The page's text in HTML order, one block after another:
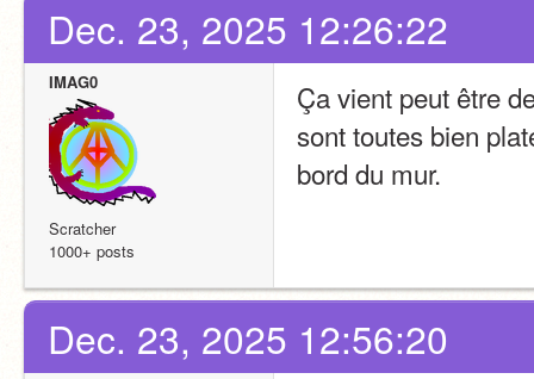
Dec. 23, 2025 12:26:22
IMAG0
Scratcher
1000+ posts
Ça vient peut être
sont toutes bien
bord du mur.
Dec. 23, 2025 12:56:20